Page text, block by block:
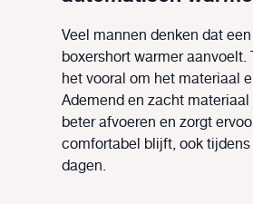
Veel mannen denken dat
boxershort warmer aanvoelt.
het vooral om het materiaal
Ademend en zacht
beter afvoeren en zorgt
comfortabel blijft, ook
dagen.